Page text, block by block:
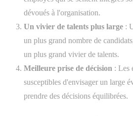
dévoués à l'organisation.
Un vivier de talents plus large :
un plus grand nombre de
un plus grand vivier de talents.
Meilleure prise de décision : Les
susceptibles d'envisager un large
prendre des décisions équilibrées.